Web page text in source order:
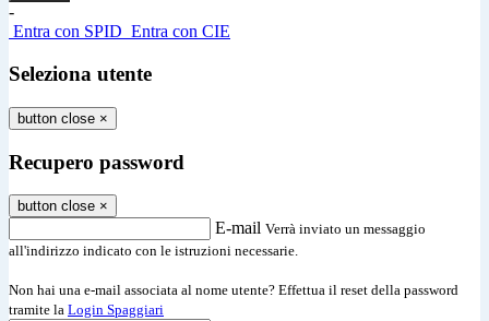
-
Entra con SPID Entra con CIE
Seleziona utente
button close ×
Recupero password
button close ×
E-mail Verrà inviato un messaggio
all'indirizzo indicato con le istruzioni necessarie.
Non hai una e-mail associata al nome utente? Effettua il reset della password
tramite la Login Spaggiari